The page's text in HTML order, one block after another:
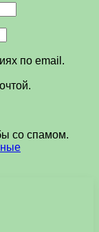
по email.
со спамом.